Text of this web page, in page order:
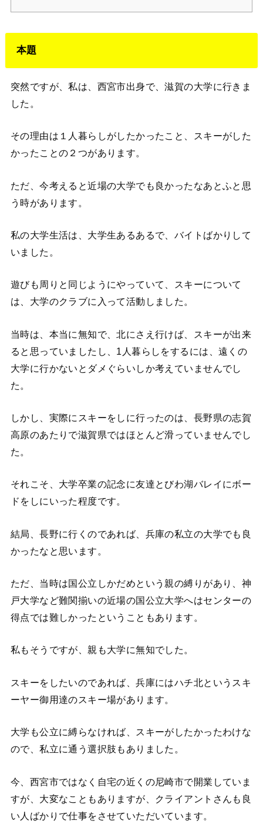
本題
突然ですが、私は、西宮市出身で、滋賀の大学に行きま
した。
その理由は１人暮らしがしたかったこと、スキーがした
かったことの２つがあります。
ただ、今考えると近場の大学でも良かったなあとふと思
う時があります。
私の大学生活は、大学生あるあるで、バイトばかりして
いました。
遊びも周りと同じようにやっていて、スキーについて
は、大学のクラブに入って活動しました。
当時は、本当に無知で、北にさえ行けば、スキーが出来
ると思っていましたし、1人暮らしをするには、遠くの
大学に行かないとダメぐらいしか考えていませんでし
た。
しかし、実際にスキーをしに行ったのは、長野県の志賀
高原のあたりで滋賀県ではほとんど滑っていませんでし
た。
それこそ、大学卒業の記念に友達とびわ湖バレイにボー
ドをしにいった程度です。
結局、長野に行くのであれば、兵庫の私立の大学でも良
かったなと思います。
ただ、当時は国公立しかだめという親の縛りがあり、神
戸大学など難関揃いの近場の国公立大学へはセンターの
得点では難しかったということもあります。
私もそうですが、親も大学に無知でした。
スキーをしたいのであれば、兵庫にはハチ北というスキ
ーヤー御用達のスキー場があります。
大学も公立に縛らなければ、スキーがしたかったわけな
ので、私立に通う選択肢もありました。
今、西宮市ではなく自宅の近くの尼崎市で開業していま
すが、大変なこともありますが、クライアントさんも良
い人ばかりで仕事をさせていただいています。